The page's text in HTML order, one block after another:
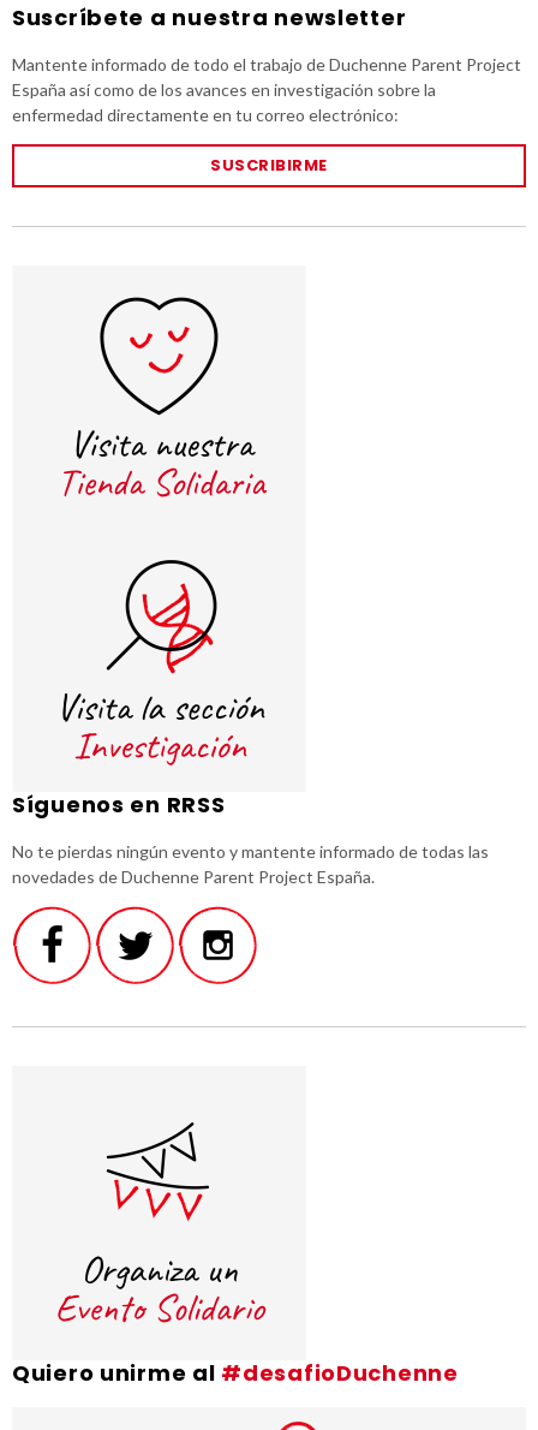
Suscríbete a nuestra newsletter
Mantente informado de todo el trabajo de Duchenne Parent Project
España así como de los avances en investigación sobre la
enfermedad directamente en tu correo electrónico:
SUSCRIBIRME
Síguenos en RRSS
No te pierdas ningún evento y mantente informado de todas las
novedades de Duchenne Parent Project España.
Quiero unirme al #desafioDuchenne